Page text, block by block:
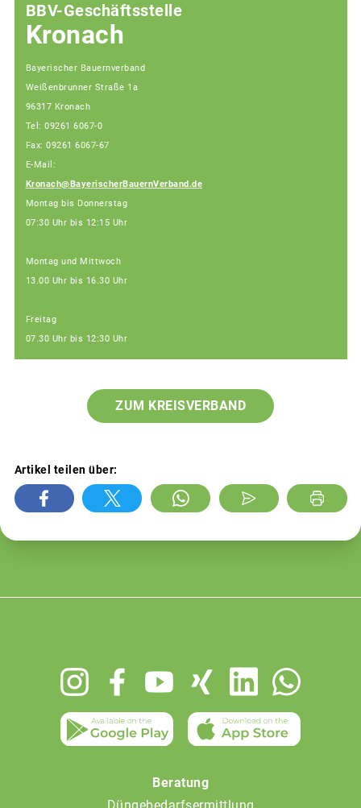
BBV-Geschäftsstelle
Kronach
Bayerischer Bauernverband
Weißenbrunner Straße 1a
96317 Kronach
Tel: 09261 6067-0
Fax: 09261 6067-67
E-Mail:
Kronach@BayerischerBauernVerband.de
Montag bis Donnerstag
07:30 Uhr bis 12:15 Uhr
Montag und Mittwoch
13.00 Uhr bis 16.30 Uhr
Freitag
07.30 Uhr bis 12:30 Uhr
ZUM KREISVERBAND
Artikel teilen über:
Beratung